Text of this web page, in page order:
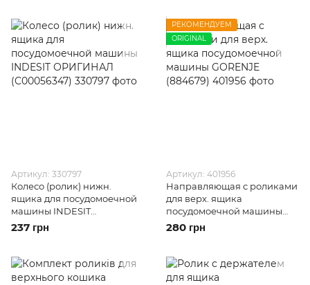
Артикул: 330797
Колесо (ролик) нижн.
ящика для посудомоечной
машины INDESIT
ОРИГИНАЛ (C00056347)
237 грн
РЕКОМЕНДУЕМ
ORIGINAL
Артикул: 401956
Направляющая с роликами
для верх. ящика
посудомоечной машины
GORENJE (884679)
280 грн